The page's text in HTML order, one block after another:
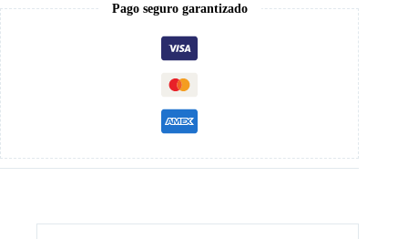
und)
cantidad
Pago seguro garantizado